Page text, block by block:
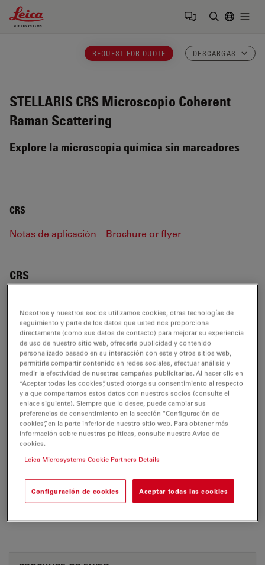
Leica Microsystems Logo
REQUEST FOR QUOTE DESCARGAS
STELLARIS CRS Microscopio Coherent
Raman Scattering
Explore la microscopía química sin marcadores
CRS
Notas de aplicación Brochure or flyer
CRS
NOTAS DE APLICACIÓN
Confocal Applications with the White Light
Laser (WLL) - STELLARIS Application Note
Jul 27, 2026 PDF, 3 MB
DOWNLOAD
- STELLARIS 8 CRS Application Note
DOWNLOAD
Nosotros y nuestros socios utilizamos cookies, otras tecnologías de
seguimiento y parte de los datos que usted nos proporciona
directamente (como sus datos de contacto) para mejorar su experiencia
de uso de nuestro sitio web, ofrecerle publicidad y contenido
personalizado basado en su interacción con este y otros sitios web,
permitirle compartir contenido en redes sociales, efectuar análisis y
medir la efectividad de nuestras campañas publicitarias. Al hacer clic en
“Aceptar todas las cookies”, usted otorga su consentimiento al respecto
y a que compartamos estos datos con nuestros socios (consulte el
enlace siguiente). Siempre que lo desee, puede cambiar sus
preferencias de consentimiento en la sección “Configuración de
cookies”, en la parte inferior de nuestro sitio web. Para obtener más
información sobre nuestras políticas, consulte nuestro Aviso de
cookies.
Leica Microsystems Cookie Partners Details
Configuración de cookies Aceptar todas las cookies